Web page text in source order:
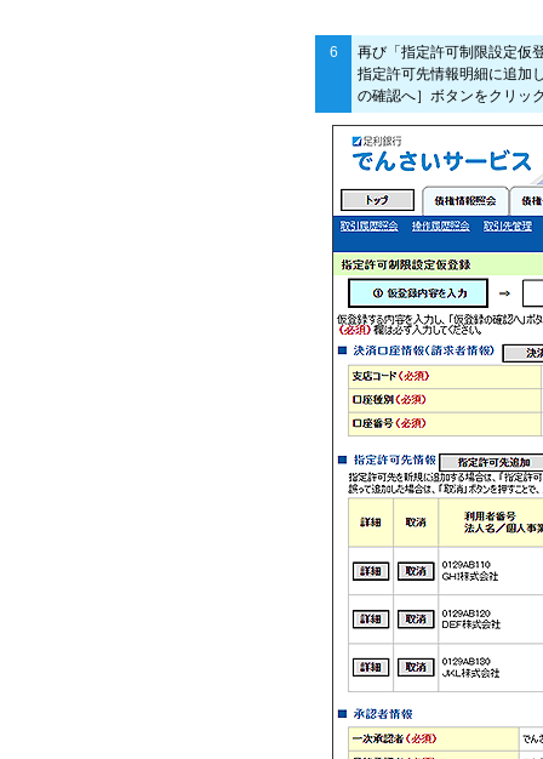
6
再び「指定許可制限設定仮
指定許可先情報明細に追加
の確認へ］ボタンをクリッ